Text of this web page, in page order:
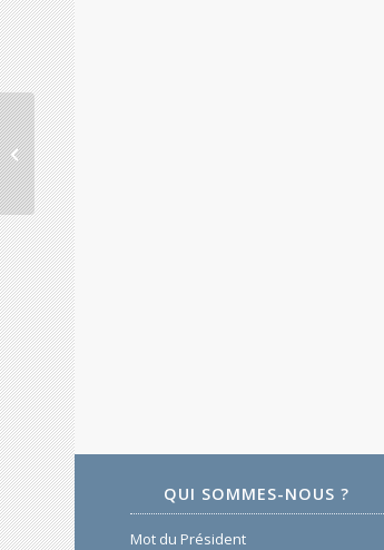
QUI SOMMES-NOUS ?
Mot du Président
L’investissement dans
le Retail en Espagne
ne cesse d’augmenter